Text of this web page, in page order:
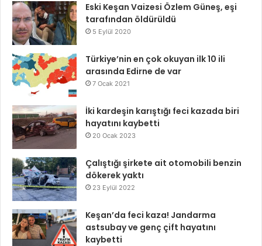
Eski Keşan Vaizesi Özlem Güneş, eşi
tarafından öldürüldü
5 Eylül 2020
Türkiye’nin en çok okuyan ilk 10 ili
arasında Edirne de var
7 Ocak 2021
İki kardeşin karıştığı feci kazada biri
hayatını kaybetti
20 Ocak 2023
Çalıştığı şirkete ait otomobili benzin
dökerek yaktı
23 Eylül 2022
Keşan’da feci kaza! Jandarma
astsubay ve genç çift hayatını
kaybetti